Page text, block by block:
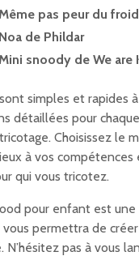
pas peur du
de Phildar
snoody de We are
simples et rapides
détaillées pour
Choisissez le
à vos compétences
qui vous tricotez.
pour enfant est une
permettra de créer
N’hésitez pas à vous